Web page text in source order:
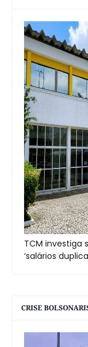
TCM investiga
‘salários
CRISE